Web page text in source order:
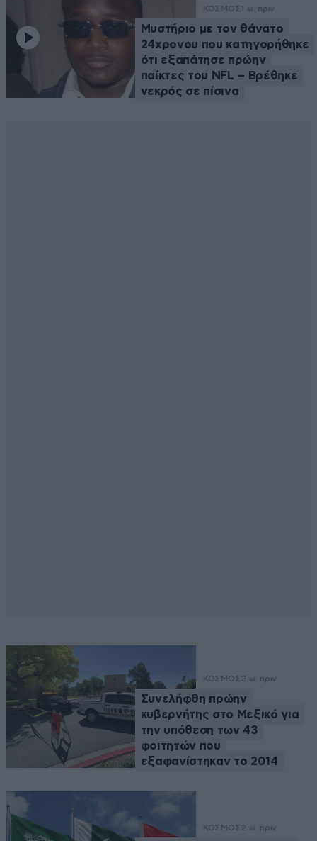
ΚΟΣΜΟΣ 1 ω. πριν
Μυστήριο με τον θάνατο
24χρονου που κατηγορήθηκε
ότι εξαπάτησε πρώην
παίκτες του NFL – Βρέθηκε
νεκρός σε πίσινα
ΚΟΣΜΟΣ2 ω. πριν
Συνελήφθη πρώην
κυβερνήτης στο Μεξικό για
την υπόθεση των 43
φοιτητών που
εξαφανίστηκαν το 2014
ΚΟΣΜΟΣ2 ω. πριν